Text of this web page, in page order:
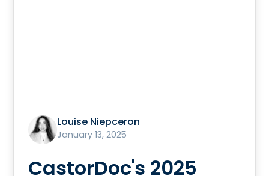
Louise Niepceron
January 13, 2025
CastorDoc's 2025